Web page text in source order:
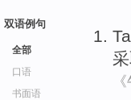
双语例句
全部
口语
书面语